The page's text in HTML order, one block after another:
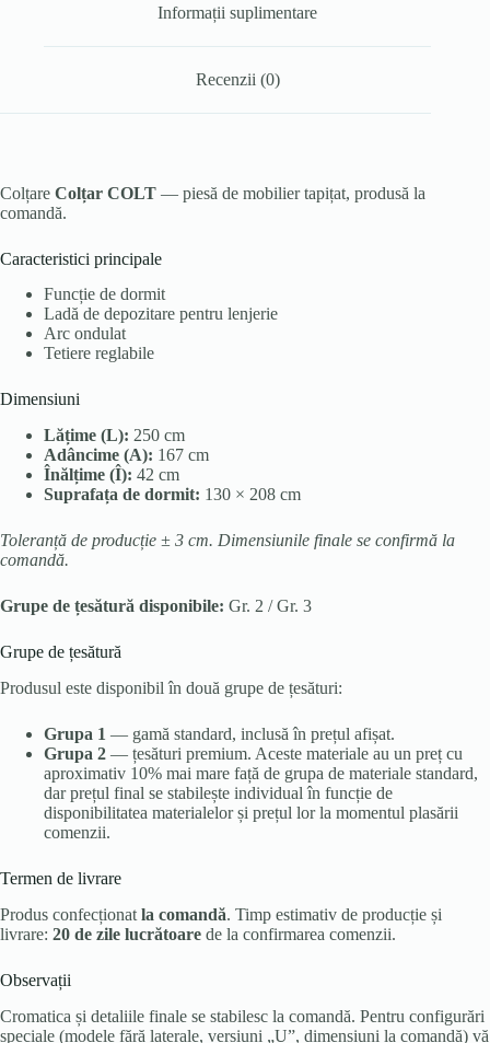
Informații suplimentare
Recenzii (0)
Colțare Colțar COLT — piesă de mobilier tapițat, produsă la
comandă.
Caracteristici principale
Funcție de dormit
Ladă de depozitare pentru lenjerie
Arc ondulat
Tetiere reglabile
Dimensiuni
Lățime (L): 250 cm
Adâncime (A): 167 cm
Înălțime (Î): 42 cm
Suprafața de dormit: 130 × 208 cm
Toleranță de producție ± 3 cm. Dimensiunile finale se confirmă la
comandă.
Grupe de țesătură disponibile: Gr. 2 / Gr. 3
Grupe de țesătură
Produsul este disponibil în două grupe de țesături:
Grupa 1 — gamă standard, inclusă în prețul afișat.
Grupa 2 — țesături premium. Aceste materiale au un preț cu
aproximativ 10% mai mare față de grupa de materiale standard,
dar prețul final se stabilește individual în funcție de
disponibilitatea materialelor și prețul lor la momentul plasării
comenzii.
Termen de livrare
Produs confecționat la comandă. Timp estimativ de producție și
livrare: 20 de zile lucrătoare de la confirmarea comenzii.
Observații
Cromatica și detaliile finale se stabilesc la comandă. Pentru configurări
speciale (modele fără laterale, versiuni „U”, dimensiuni la comandă) vă